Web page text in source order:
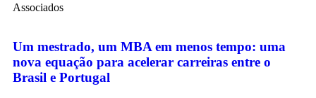
Associados
Um mestrado, um MBA em menos tempo: uma
nova equação para acelerar carreiras entre o
Brasil e Portugal